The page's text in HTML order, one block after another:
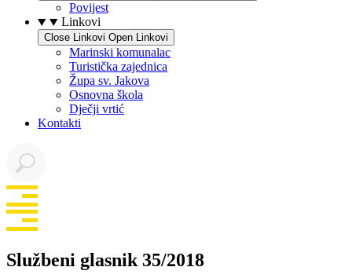
Povijest
Linkovi
Close Linkovi Open Linkovi
Marinski komunalac
Turistička zajednica
Župa sv. Jakova
Osnovna škola
Dječji vrtić
Kontakti
Službeni glasnik 35/2018